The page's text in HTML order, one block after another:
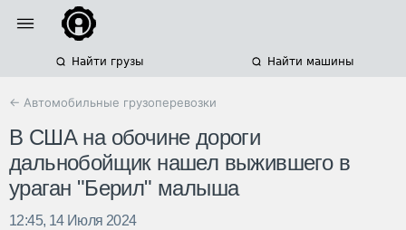
Найти грузы Найти машины
← Автомобильные грузоперевозки
В США на обочине дороги
дальнобойщик нашел выжившего в
ураган "Берил" малыша
12:45, 14 Июля 2024